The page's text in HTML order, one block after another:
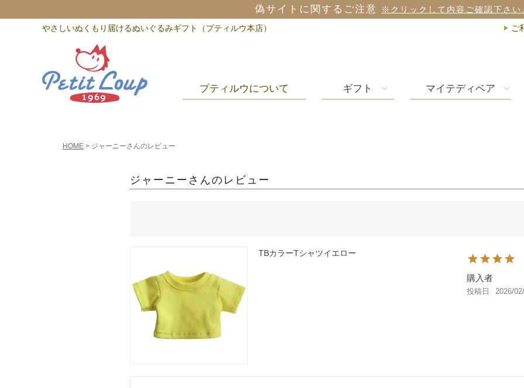
偽サイトに関するご注意 ※クリックして内容ご確認下さい
やさしいぬくもり届けるぬいぐるみギフト（プティルウ本店） ご
プティルウについて ギフト マイテディベア
HOME ジャーニーさんのレビュー
ジャーニーさんのレビュー
TBカラーTシャツイエロー
購入者
投稿日 2026/